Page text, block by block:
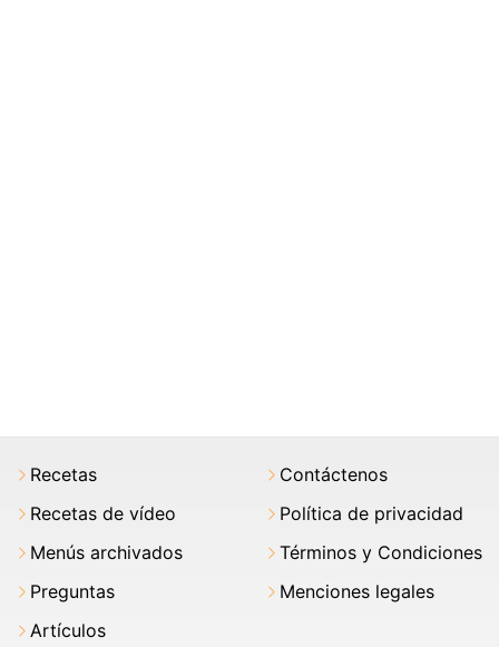
Recetas
Recetas de vídeo
Menús archivados
Preguntas
Artículos
Contáctenos
Política de privacidad
Términos y Condiciones
Menciones legales